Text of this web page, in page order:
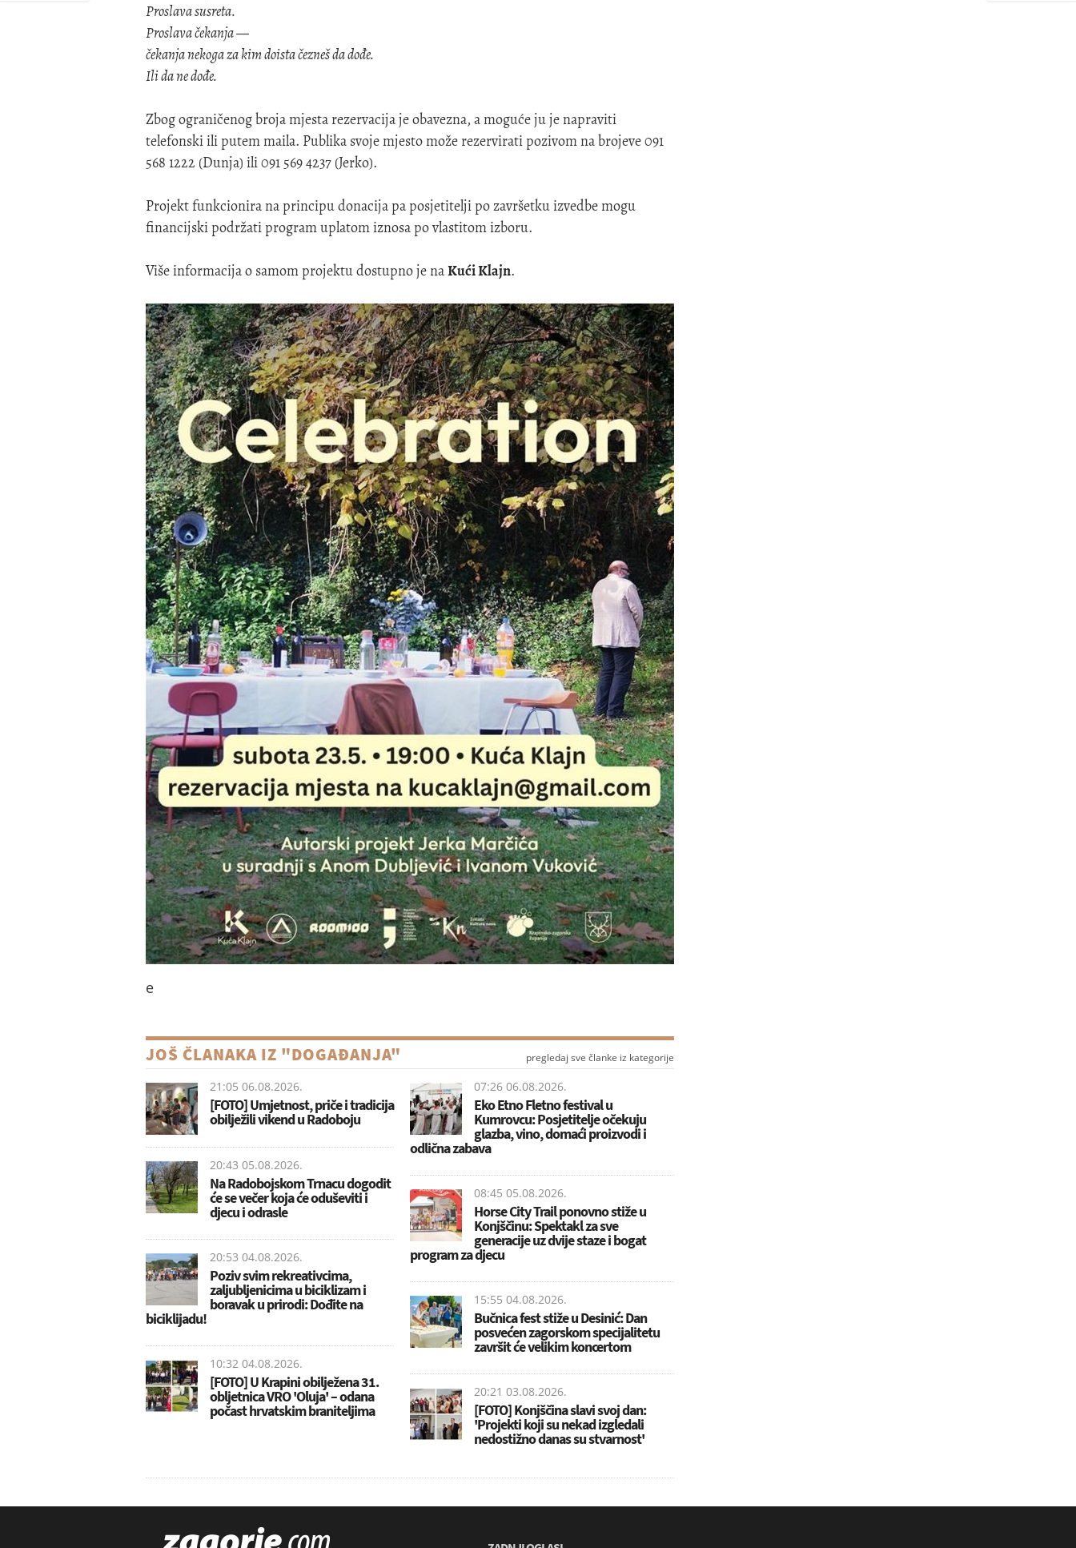
Proslava susreta.
Proslava čekanja —
čekanja nekoga za kim doista čezneš da dođe.
Ili da ne dođe.
Zbog ograničenog broja mjesta rezervacija je obavezna, a moguće ju je napraviti
telefonski ili putem maila. Publika svoje mjesto može rezervirati pozivom na brojeve 091
568 1222 (Dunja) ili 091 569 4237 (Jerko).
Projekt funkcionira na principu donacija pa posjetitelji po završetku izvedbe mogu
financijski podržati program uplatom iznosa po vlastitom izboru.
Više informacija o samom projektu dostupno je naKući Klajn.
e
JOŠ ČLANAKA IZ "DOGAĐANJA" pregledaj sve članke iz kategorije
21:05 06.08.2026.
[FOTO] Umjetnost, priče i tradicija
obilježili vikend u Radoboju
20:43 05.08.2026.
Na Radobojskom Trnacu dogodit
će se večer koja će oduševiti i
djecu i odrasle
20:53 04.08.2026.
Poziv svim rekreativcima,
zaljubljenicima u biciklizam i
boravak u prirodi: Dođite na
biciklijadu!
10:32 04.08.2026.
[FOTO] U Krapini obilježena 31.
obljetnica VRO 'Oluja' – odana
počast hrvatskim braniteljima
07:26 06.08.2026.
Eko Etno Fletno festival u
Kumrovcu: Posjetitelje očekuju
glazba, vino, domaći proizvodi i
odlična zabava
08:45 05.08.2026.
Horse City Trail ponovno stiže u
Konjščinu: Spektakl za sve
generacije uz dvije staze i bogat
program za djecu
15:55 04.08.2026.
Bučnica fest stiže u Desinić: Dan
posvećen zagorskom specijalitetu
završit će velikim koncertom
20:21 03.08.2026.
[FOTO] Konjščina slavi svoj dan:
'Projekti koji su nekad izgledali
nedostižno danas su stvarnost'